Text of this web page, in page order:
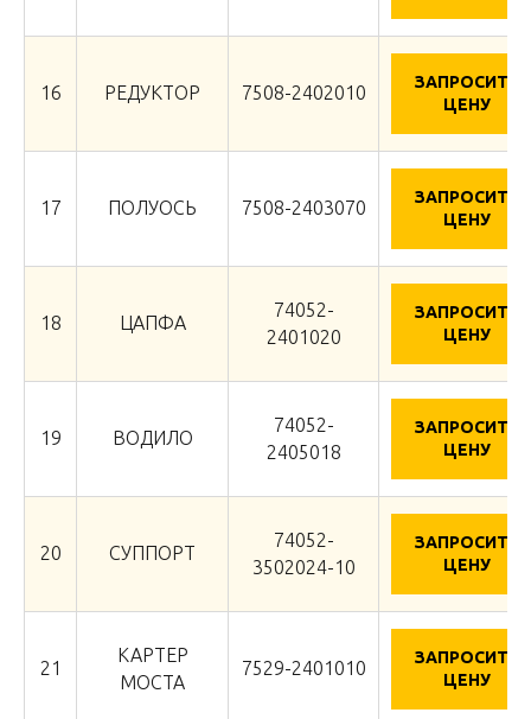
16 РЕДУКТОР 7508-2402010
ЗАПРОСИТЬ
ЦЕНУ
17 ПОЛУОСЬ 7508-2403070
ЗАПРОСИТЬ
ЦЕНУ
18 ЦАПФА
74052-
2401020
ЗАПРОСИТЬ
ЦЕНУ
19 ВОДИЛО
74052-
2405018
ЗАПРОСИТЬ
ЦЕНУ
20 СУППОРТ
74052-
3502024-10
ЗАПРОСИТЬ
ЦЕНУ
21
КАРТЕР
МОСТА
7529-2401010
ЗАПРОСИТЬ
ЦЕНУ